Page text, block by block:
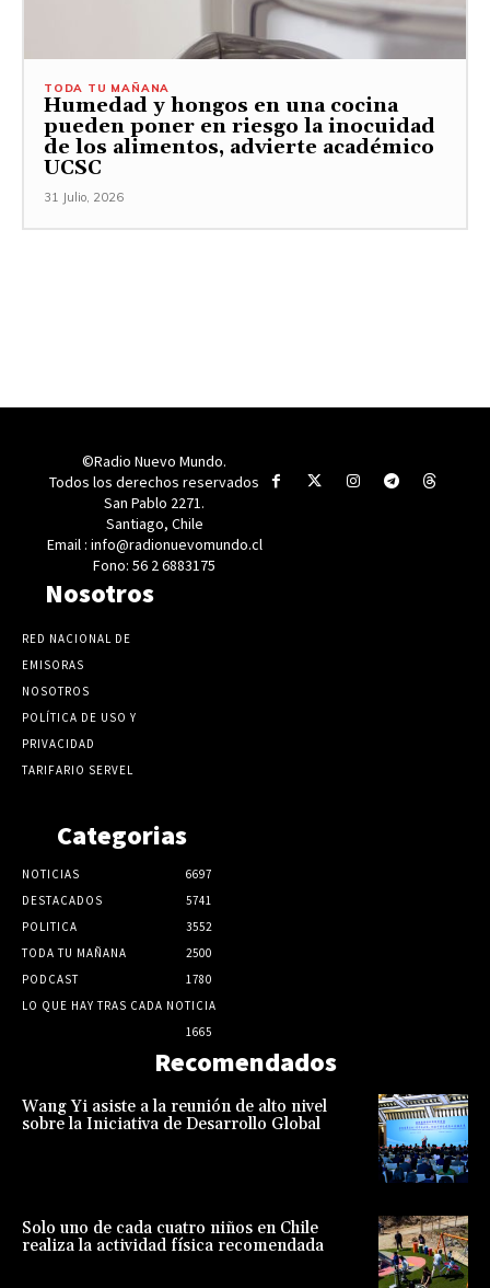
TODA TU MAÑANA
Humedad y hongos en una cocina
pueden poner en riesgo la inocuidad
de los alimentos, advierte académico
UCSC
31 Julio, 2026
©Radio Nuevo Mundo.
Todos los derechos reservados
San Pablo 2271.
Santiago, Chile
Email : info@radionuevomundo.cl
Fono: 56 2 6883175
Nosotros
RED NACIONAL DE
EMISORAS
NOSOTROS
POLÍTICA DE USO Y
PRIVACIDAD
TARIFARIO SERVEL
Categorias
NOTICIAS
6697
DESTACADOS
5741
POLITICA
3552
TODA TU MAÑANA
2500
PODCAST
1780
LO QUE HAY TRAS CADA NOTICIA
1665
Recomendados
Wang Yi asiste a la reunión de alto nivel
sobre la Iniciativa de Desarrollo Global
Solo uno de cada cuatro niños en Chile
realiza la actividad física recomendada